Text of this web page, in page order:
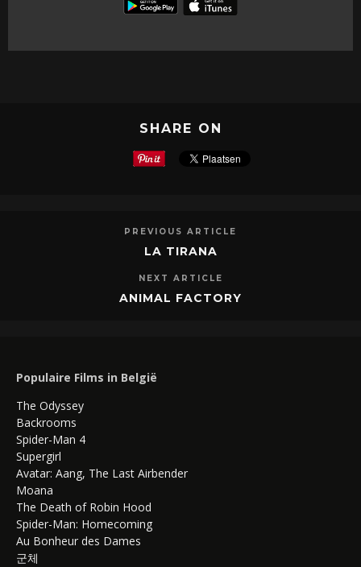
SHARE ON
PREVIOUS ARTICLE
LA TIRANA
NEXT ARTICLE
ANIMAL FACTORY
Populaire Films in België
The Odyssey
Backrooms
Spider-Man 4
Supergirl
Avatar: Aang, The Last Airbender
Moana
The Death of Robin Hood
Spider-Man: Homecoming
Au Bonheur des Dames
군체